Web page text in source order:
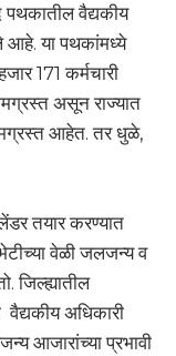
पथकातील वैद्यकीय
आहे. या पथकांमध्ये
171 कर्मचारी
असून राज्यात
आहेत. तर धुळे,
तयार करण्यात
वेळी जलजन्य व
जिल्ह्यातील
अधिकारी
आजारांच्या प्रभावी